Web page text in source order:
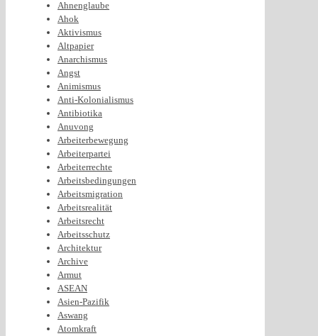
Ahnenglaube
Ahok
Aktivismus
Altpapier
Anarchismus
Angst
Animismus
Anti-Kolonialismus
Antibiotika
Anuvong
Arbeiterbewegung
Arbeiterpartei
Arbeiterrechte
Arbeitsbedingungen
Arbeitsmigration
Arbeitsrealität
Arbeitsrecht
Arbeitsschutz
Architektur
Archive
Armut
ASEAN
Asien-Pazifik
Aswang
Atomkraft